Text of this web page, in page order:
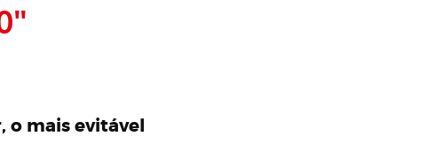
o mais evitável